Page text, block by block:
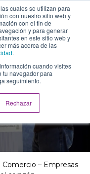
cuales se utilizan para
con nuestro sitio web y
con el fin de
y para generar
en este sitio web y
más acerca de las
.
cuando visites
tu navegador para
seguimiento.
Rechazar
Comercio – Empresas